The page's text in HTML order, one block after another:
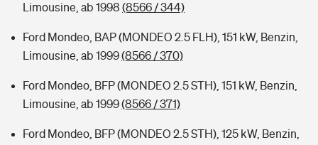
Limousine, ab 1998 (8566 / 344)
Ford Mondeo, BAP (MONDEO 2.5 FLH), 151 kW, Benzin,
Limousine, ab 1999(8566 / 370)
Ford Mondeo, BFP (MONDEO 2.5 STH), 151 kW, Benzin,
Limousine, ab 1999(8566 / 371)
Ford Mondeo, BFP (MONDEO 2.5 STH), 125 kW, Benzin,